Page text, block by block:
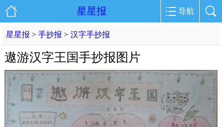
星星报 导航
星星报 >手抄报 >汉字手抄报
遨游汉字王国手抄报图片